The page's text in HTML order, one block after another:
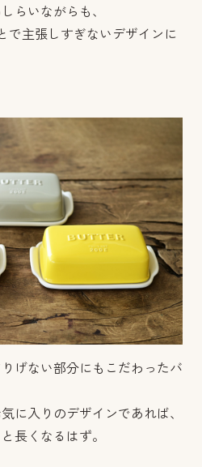
らいながらも、
で主張しすぎないデザインに
げない部分にもこだわったバ
に入りのデザインであれば、
長くなるはず。